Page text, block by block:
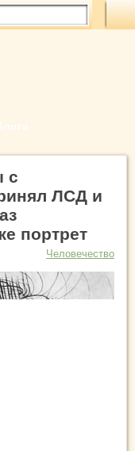
с
ЛСД и
портрет
Человечество